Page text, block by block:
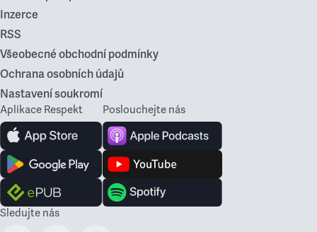
Inzerce
RSS
Všeobecné obchodní podmínky
Ochrana osobních údajů
Nastavení soukromí
Aplikace Respekt Poslouchejte nás
Sledujte nás